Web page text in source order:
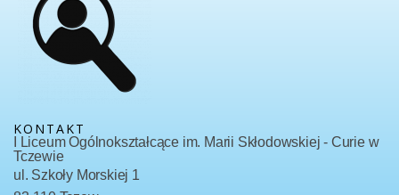
KONTAKT
I Liceum Ogólnokształcące im. Marii Skłodowskiej - Curie w
Tczewie
ul. Szkoły Morskiej 1